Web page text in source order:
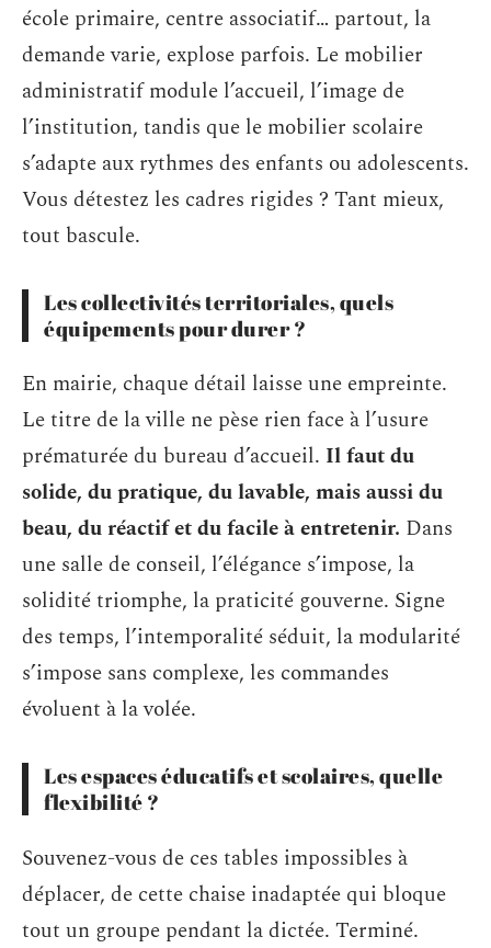
école primaire, centre associatif… partout, la
demande varie, explose parfois. Le mobilier
administratif module l’accueil, l’image de
l’institution, tandis que le mobilier scolaire
s’adapte aux rythmes des enfants ou adolescents.
Vous détestez les cadres rigides ? Tant mieux,
tout bascule.
Les collectivités territoriales, quels
équipements pour durer ?
En mairie, chaque détail laisse une empreinte.
Le titre de la ville ne pèse rien face à l’usure
prématurée du bureau d’accueil. Il faut du
solide, du pratique, du lavable, mais aussi du
beau, du réactif et du facile à entretenir. Dans
une salle de conseil, l’élégance s’impose, la
solidité triomphe, la praticité gouverne. Signe
des temps, l’intemporalité séduit, la modularité
s’impose sans complexe, les commandes
évoluent à la volée.
Les espaces éducatifs et scolaires, quelle
flexibilité ?
Souvenez-vous de ces tables impossibles à
déplacer, de cette chaise inadaptée qui bloque
tout un groupe pendant la dictée. Terminé.